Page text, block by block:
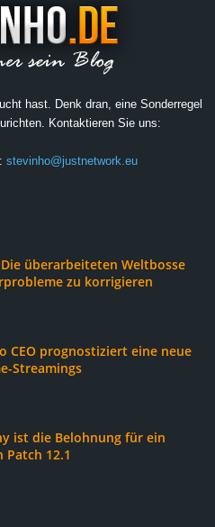
hast. Denk dran, eine Sonderregel
Kontaktieren Sie uns:
stevinho@justnetwork.eu
überarbeiteten Weltbosse
zu korrigieren
CEO prognostiziert eine neue
Streamings
ist die Belohnung für ein
Patch 12.1